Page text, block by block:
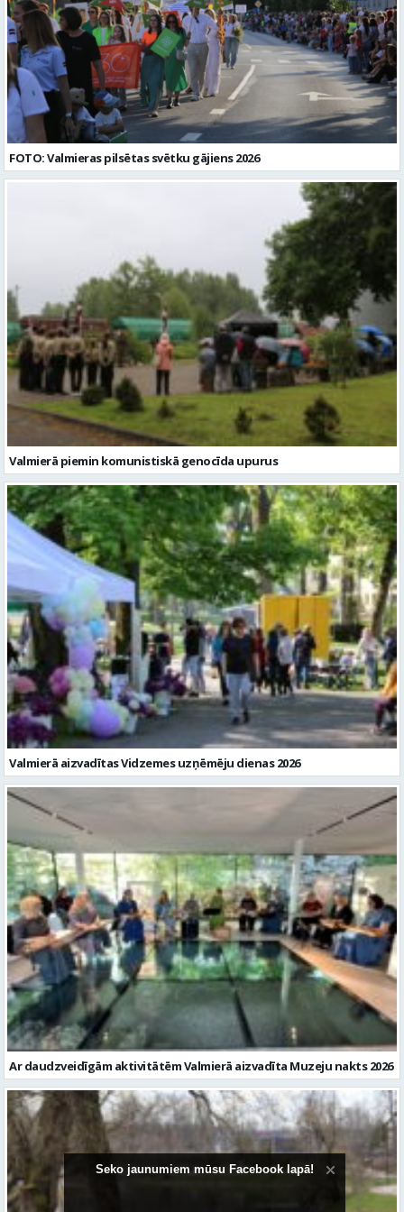
FOTO: Valmieras pilsētas svētku gājiens 2026
Valmierā piemin komunistiskā genocīda upurus
Valmierā aizvadītas Vidzemes uzņēmēju dienas 2026
Ar daudzveidīgām aktivitātēm Valmierā aizvadīta Muzeju nakts 2026
Seko jaunumiem mūsu Facebook lapā!